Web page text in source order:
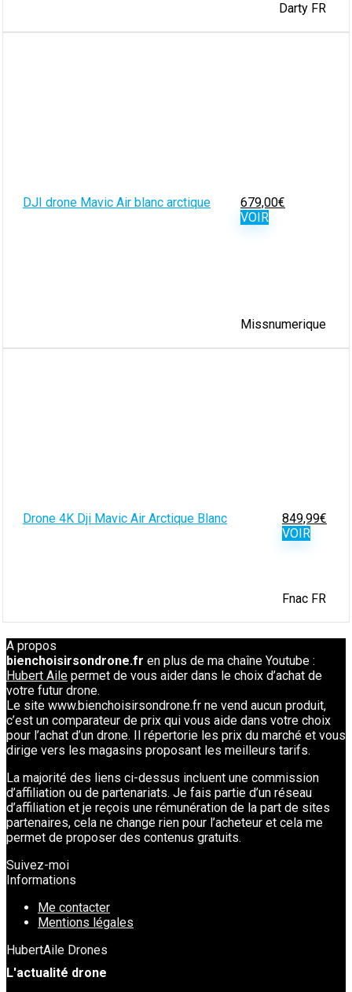
Darty FR
DJI drone Mavic Air blanc arctique 679,00€
VOIR
Missnumerique
Drone 4K Dji Mavic Air Arctique Blanc 849,99€
VOIR
Fnac FR
A propos
bienchoisirsondrone.fr en plus de ma chaîne Youtube :
Hubert Aile permet de vous aider dans le choix d’achat de
votre futur drone.
Le site www.bienchoisirsondrone.fr ne vend aucun produit,
c’est un comparateur de prix qui vous aide dans votre choix
pour l’achat d’un drone. Il répertorie les prix du marché et vous
dirige vers les magasins proposant les meilleurs tarifs.
La majorité des liens ci-dessus incluent une commission
d’affiliation ou de partenariats. Je fais partie d’un réseau
d’affiliation et je reçois une rémunération de la part de sites
partenaires, cela ne change rien pour l’acheteur et cela me
permet de proposer des contenus gratuits.
Suivez-moi
Informations
Me contacter
Mentions légales
HubertAile Drones
L'actualité drone